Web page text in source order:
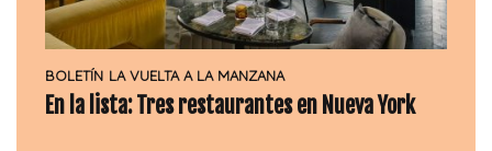
BOLETÍN LA VUELTA A LA MANZANA
En la lista: Tres restaurantes en Nueva York